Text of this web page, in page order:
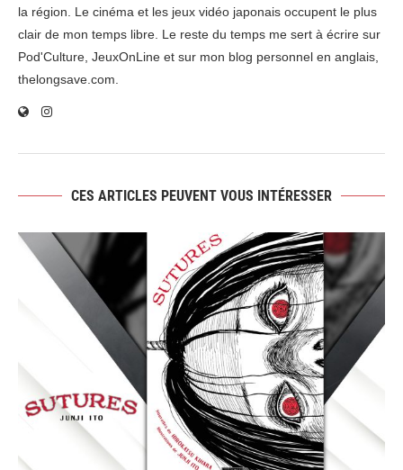
la région. Le cinéma et les jeux vidéo japonais occupent le plus
clair de mon temps libre. Le reste du temps me sert à écrire sur
Pod'Culture, JeuxOnLine et sur mon blog personnel en anglais,
thelongsave.com.
CES ARTICLES PEUVENT VOUS INTÉRESSER